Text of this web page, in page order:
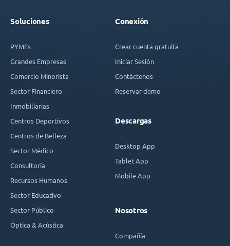
Soluciones
PYMEs
Grandes Empresas
Comercio Minorista
Sector Financiero
Inmobiliarias
Centros Deportivos
Centros de Belleza
Sector Médico
Consultoría
Recursos Humanos
Sector Educativo
Sector Público
Óptica & Acústica
Conexión
Crear cuenta gratuita
Iniciar Sesión
Contáctenos
Reservar demo
Descargas
Desktop App
Tablet App
Mobile App
Nosotros
Compañía